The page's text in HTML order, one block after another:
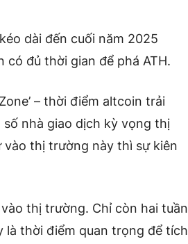
dài đến cuối năm 2025
có đủ thời gian để phá ATH.
– thời điểm altcoin trải
nhà giao dịch kỳ vọng thị
thị trường này thì sự kiên
thị trường. Chỉ còn hai tuần
là thời điểm quan trọng để tích